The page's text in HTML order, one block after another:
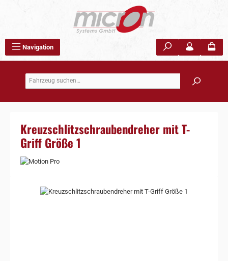
Navigation
Kreuzschlitzschraubendreher mit T-
Griff Größe 1
Bildergalerie überspringen